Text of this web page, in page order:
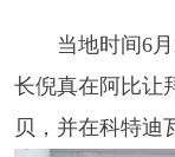
当地时间6
长倪真在阿比让
贝，并在科特迪